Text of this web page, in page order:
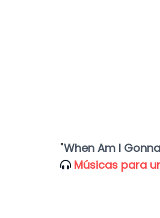
"When Am I
Músicas para